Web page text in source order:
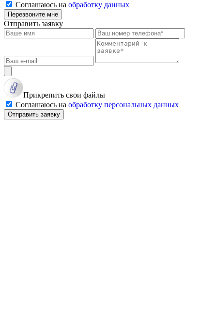
Соглашаюсь на обработку данных
Перезвоните мне
Отправить заявку
Прикрепить свои файлы
Соглашаюсь на обработку персональных данных
Отправить заявку